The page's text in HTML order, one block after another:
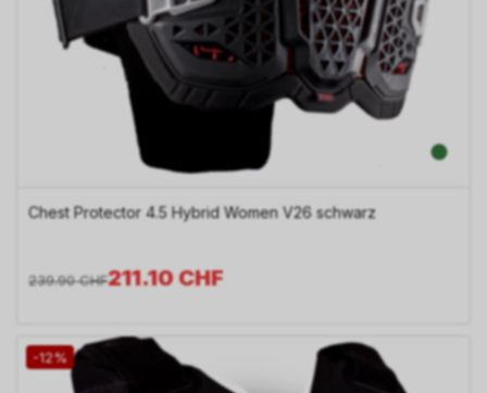
Chest Protector 4.5 Hybrid Women V26 schwarz
211.10CHF
239.90 CHF
-12%